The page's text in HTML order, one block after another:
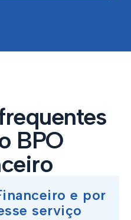
BPO
e por
serviço